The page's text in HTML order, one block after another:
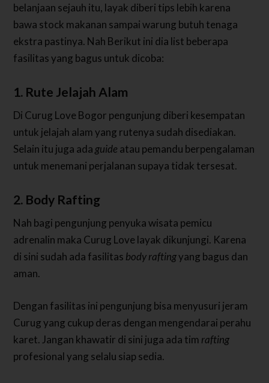
belanjaan sejauh itu, layak diberi tips lebih karena
bawa stock makanan sampai warung butuh tenaga
ekstra pastinya. Nah Berikut ini dia list beberapa
fasilitas yang bagus untuk dicoba:
1. Rute Jelajah Alam
Di Curug Love Bogor pengunjung diberi kesempatan
untuk jelajah alam yang rutenya sudah disediakan.
Selain itu juga adaguide atau pemandu berpengalaman
untuk menemani perjalanan supaya tidak tersesat.
2. Body Rafting
Nah bagi pengunjung penyuka wisata pemicu
adrenalin maka Curug Love layak dikunjungi. Karena
di sini sudah ada fasilitas body raftingyang bagus dan
aman.
Dengan fasilitas ini pengunjung bisa menyusuri jeram
Curug yang cukup deras dengan mengendarai perahu
karet. Jangan khawatir di sini juga ada tim rafting
profesional yang selalu siap sedia.